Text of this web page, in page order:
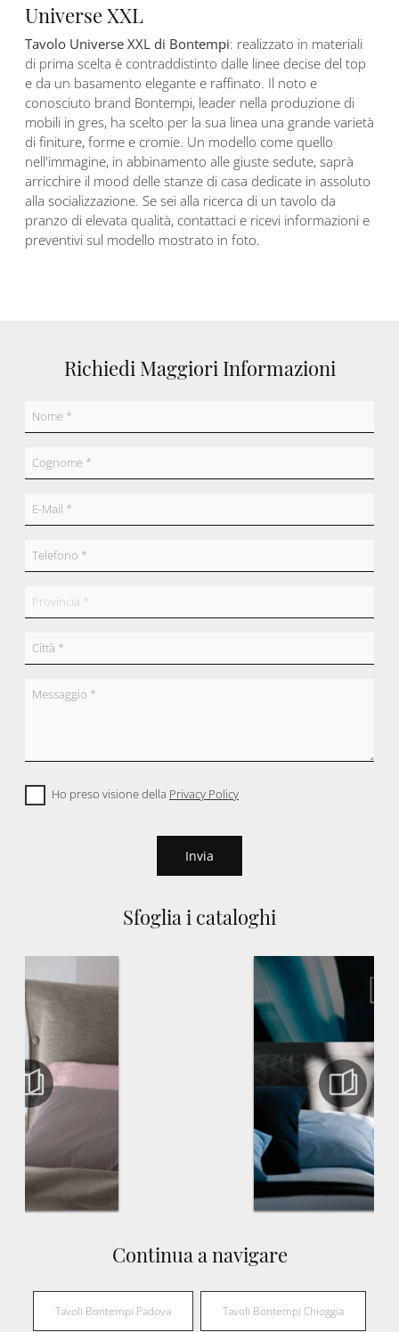
Universe XXL
Tavolo Universe XXL di Bontempi: realizzato in materiali
di prima scelta è contraddistinto dalle linee decise del top
e da un basamento elegante e raffinato. Il noto e
conosciuto brand Bontempi, leader nella produzione di
mobili in gres, ha scelto per la sua linea una grande varietà
di finiture, forme e cromie. Un modello come quello
nell'immagine, in abbinamento alle giuste sedute, saprà
arricchire il mood delle stanze di casa dedicate in assoluto
alla socializzazione. Se sei alla ricerca di un tavolo da
pranzo di elevata qualità, contattaci e ricevi informazioni e
preventivi sul modello mostrato in foto.
Sfoglia i cataloghi
Continua a navigare
Tavoli Bontempi Padova Tavoli Bontempi Chioggia
Richiedi Maggiori Informazioni
Ho preso visione della Privacy Policy
Invia